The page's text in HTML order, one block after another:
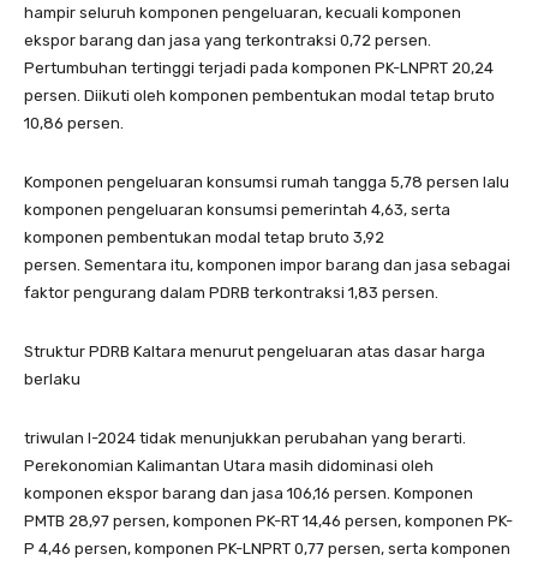
hampir seluruh komponen pengeluaran, kecuali komponen
ekspor barang dan jasa yang terkontraksi 0,72 persen.
Pertumbuhan tertinggi terjadi pada komponen PK-LNPRT 20,24
persen. Diikuti oleh komponen pembentukan modal tetap bruto
10,86 persen.
Komponen pengeluaran konsumsi rumah tangga 5,78 persen lalu
komponen pengeluaran konsumsi pemerintah 4,63, serta
komponen pembentukan modal tetap bruto 3,92
persen. Sementara itu, komponen impor barang dan jasa sebagai
faktor pengurang dalam PDRB terkontraksi 1,83 persen.
Struktur PDRB Kaltara menurut pengeluaran atas dasar harga
berlaku
triwulan I-2024 tidak menunjukkan perubahan yang berarti.
Perekonomian Kalimantan Utara masih didominasi oleh
komponen ekspor barang dan jasa 106,16 persen. Komponen
PMTB 28,97 persen, komponen PK-RT 14,46 persen, komponen PK-
P 4,46 persen, komponen PK-LNPRT 0,77 persen, serta komponen